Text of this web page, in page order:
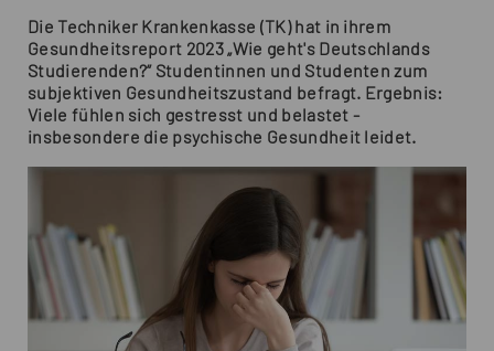
Die Techniker Krankenkasse (TK) hat in ihrem
Gesundheitsreport 2023 „Wie geht's Deutschlands
Studierenden?“ Studentinnen und Studenten zum
subjektiven Gesundheitszustand befragt. Ergebnis:
Viele fühlen sich gestresst und belastet -
insbesondere die psychische Gesundheit leidet.